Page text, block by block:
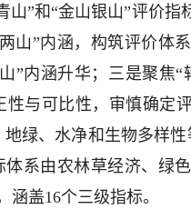
山”和“金山银山”评价
山”内涵，构筑评价体
”内涵升华；三是聚焦
与可比性，审慎确定
绿、水净和生物多样
体系由农林草经济、绿
涵盖16个三级指标。